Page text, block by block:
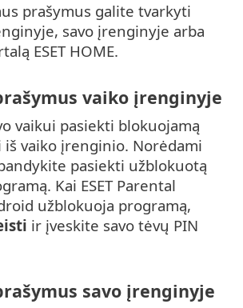
prašymus galite tvarkyti
savo įrenginyje arba
ESET HOME.
vaiko įrenginyje
vaikui pasiekti blokuojamą
iš vaiko įrenginio. Norėdami
pasiekti užblokuotą
Kai ESET Parental
užblokuoja programą,
ir įveskite savo tėvų PIN
savo įrenginyje